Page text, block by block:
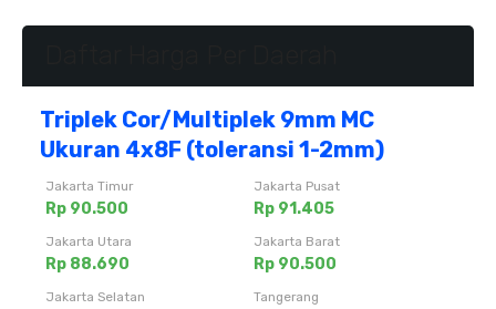
Triplek Cor/Multiplek 9mm MC
Ukuran 4x8F (toleransi 1-2mm)
Jakarta Timur
Rp 90.500
Jakarta Pusat
Rp 91.405
Jakarta Utara
Rp 88.690
Jakarta Barat
Rp 90.500
Jakarta Selatan Tangerang